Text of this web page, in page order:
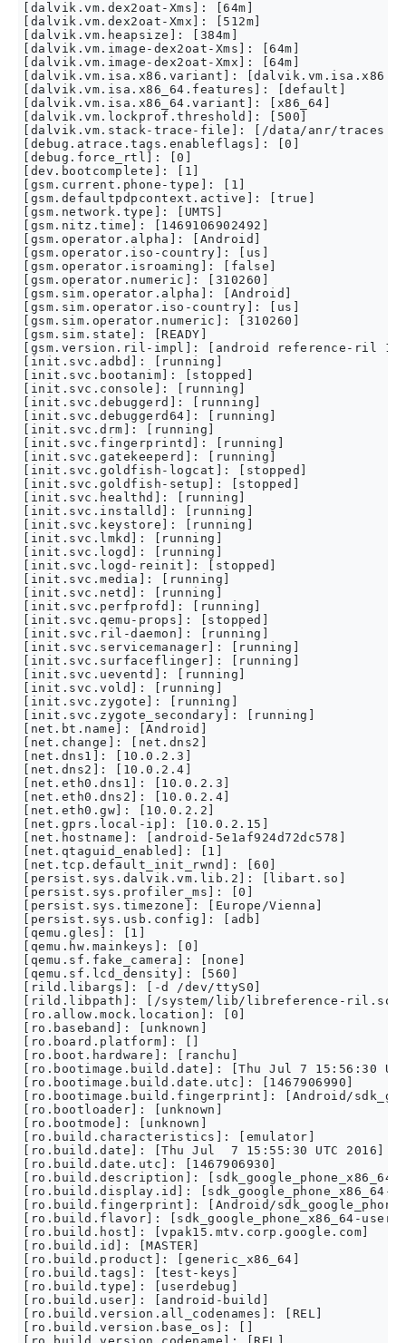
[dalvik.vm.dex2oat-Xms]: [64m]
[dalvik.vm.dex2oat-Xmx]: [512m]
[dalvik.vm.heapsize]: [384m]
[dalvik.vm.image-dex2oat-Xms]: [64m]
[dalvik.vm.image-dex2oat-Xmx]: [64m]
[dalvik.vm.isa.x86.variant]:
[dalvik.vm.isa.x86_64.features]: [default]
[dalvik.vm.isa.x86_64.variant]: [x86_64]
[dalvik.vm.lockprof.threshold]: [500]
[dalvik.vm.stack-trace-file]: [/data/anr/
[debug.atrace.tags.enableflags]: [0]
[debug.force_rtl]: [0]
[dev.bootcomplete]: [1]
[gsm.current.phone-type]: [1]
[gsm.defaultpdpcontext.active]: [true]
[gsm.network.type]: [UMTS]
[gsm.nitz.time]: [1469106902492]
[gsm.operator.alpha]: [Android]
[gsm.operator.iso-country]: [us]
[gsm.operator.isroaming]: [false]
[gsm.operator.numeric]: [310260]
[gsm.sim.operator.alpha]: [Android]
[gsm.sim.operator.iso-country]: [us]
[gsm.sim.operator.numeric]: [310260]
[gsm.sim.state]: [READY]
[gsm.version.ril-impl]: [android reference-ril
[init.svc.adbd]: [running]
[init.svc.bootanim]: [stopped]
[init.svc.console]: [running]
[init.svc.debuggerd]: [running]
[init.svc.debuggerd64]: [running]
[init.svc.drm]: [running]
[init.svc.fingerprintd]: [running]
[init.svc.gatekeeperd]: [running]
[init.svc.goldfish-logcat]: [stopped]
[init.svc.goldfish-setup]: [stopped]
[init.svc.healthd]: [running]
[init.svc.installd]: [running]
[init.svc.keystore]: [running]
[init.svc.lmkd]: [running]
[init.svc.logd]: [running]
[init.svc.logd-reinit]: [stopped]
[init.svc.media]: [running]
[init.svc.netd]: [running]
[init.svc.perfprofd]: [running]
[init.svc.qemu-props]: [stopped]
[init.svc.ril-daemon]: [running]
[init.svc.servicemanager]: [running]
[init.svc.surfaceflinger]: [running]
[init.svc.ueventd]: [running]
[init.svc.vold]: [running]
[init.svc.zygote]: [running]
[init.svc.zygote_secondary]: [running]
[net.bt.name]: [Android]
[net.change]: [net.dns2]
[net.dns1]: [10.0.2.3]
[net.dns2]: [10.0.2.4]
[net.eth0.dns1]: [10.0.2.3]
[net.eth0.dns2]: [10.0.2.4]
[net.eth0.gw]: [10.0.2.2]
[net.gprs.local-ip]: [10.0.2.15]
[net.hostname]: [android-5e1af924d72dc578]
[net.qtaguid_enabled]: [1]
[net.tcp.default_init_rwnd]: [60]
[persist.sys.dalvik.vm.lib.2]: [libart.so]
[persist.sys.profiler_ms]: [0]
[persist.sys.timezone]: [Europe/Vienna]
[persist.sys.usb.config]: [adb]
[qemu.gles]: [1]
[qemu.hw.mainkeys]: [0]
[qemu.sf.fake_camera]: [none]
[qemu.sf.lcd_density]: [560]
[rild.libargs]: [-d /dev/ttyS0]
[rild.libpath]: [/system/lib/libreference-ril.so]
[ro.allow.mock.location]: [0]
[ro.baseband]: [unknown]
[ro.board.platform]: []
[ro.boot.hardware]: [ranchu]
[ro.bootimage.build.date]: [Thu Jul 7 15:56:30
[ro.bootimage.build.date.utc]: [1467906990]
[ro.bootimage.build.fingerprint]: [Android/
[ro.bootloader]: [unknown]
[ro.bootmode]: [unknown]
[ro.build.characteristics]: [emulator]
[ro.build.date]: [Thu Jul  7 15:55:30 UTC 2016]
[ro.build.date.utc]: [1467906930]
[ro.build.description]: [sdk_google_phone_x86_64-
[ro.build.display.id]: [sdk_google_phone_x86_64-
[ro.build.fingerprint]: [Android/
[ro.build.flavor]: [sdk_google_phone_x86_64-
[ro.build.host]: [vpak15.mtv.corp.google.com]
[ro.build.id]: [MASTER]
[ro.build.product]: [generic_x86_64]
[ro.build.tags]: [test-keys]
[ro.build.type]: [userdebug]
[ro.build.user]: [android-build]
[ro.build.version.all_codenames]: [REL]
[ro.build.version.base_os]: []